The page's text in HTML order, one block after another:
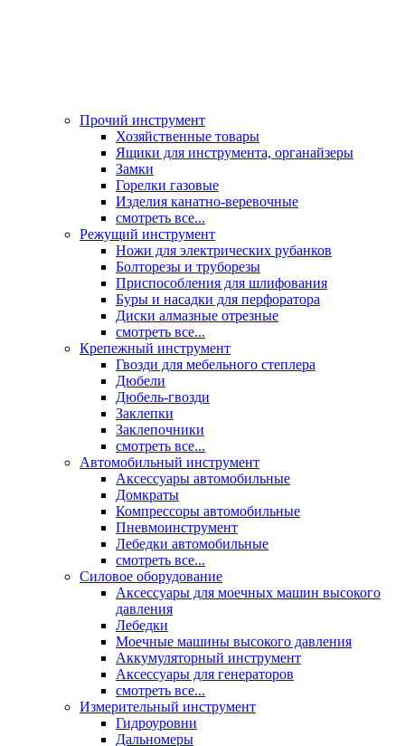
Прочий инструмент
Хозяйственные товары
Ящики для инструмента, органайзеры
Замки
Горелки газовые
Изделия канатно-веревочные
смотреть все...
Режущий инструмент
Ножи для электрических рубанков
Болторезы и труборезы
Приспособления для шлифования
Буры и насадки для перфоратора
Диски алмазные отрезные
смотреть все...
Крепежный инструмент
Гвозди для мебельного степлера
Дюбели
Дюбель-гвозди
Заклепки
Заклепочники
смотреть все...
Автомобильный инструмент
Аксессуары автомобильные
Домкраты
Компрессоры автомобильные
Пневмоинструмент
Лебедки автомобильные
смотреть все...
Силовое оборудование
Аксессуары для моечных машин высокого
давления
Лебедки
Моечные машины высокого давления
Аккумуляторный инструмент
Аксессуары для генераторов
смотреть все...
Измерительный инструмент
Гидроуровни
Дальномеры